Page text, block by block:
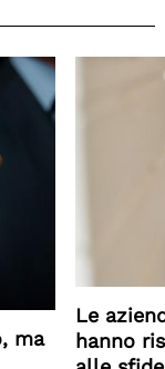
ma
Le
hanno